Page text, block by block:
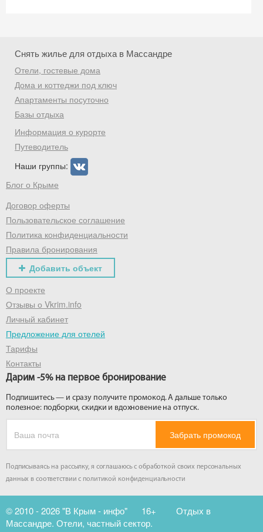
Снять жилье для отдыха в Массандре
Отели, гостевые дома
Дома и коттеджи под ключ
Апартаменты посуточно
Базы отдыха
Информация о курорте
Путеводитель
Наши группы:
Блог о Крыме
Договор оферты
Пользовательское соглашение
Политика конфиденциальности
Правила бронирования
Добавить объект
О проекте
Отзывы о Vkrim.info
Личный кабинет
Предложение для отелей
Тарифы
Контакты
Дарим -5% на первое бронирование
Подпишитесь — и сразу получите промокод. А дальше только
полезное: подборки, скидки и вдохновение на отпуск.
Забрать промокод
Подписываясь на рассылку, я соглашаюсь с обработкой своих персональных
данных в соответствии с политикой конфиденциальности
© 2010 - 2026 "В Крым - инфо" 16+
Отдых в
Массандре. Отели, частный сектор.